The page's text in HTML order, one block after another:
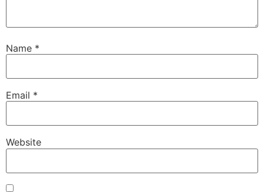
Name *
Email *
Website